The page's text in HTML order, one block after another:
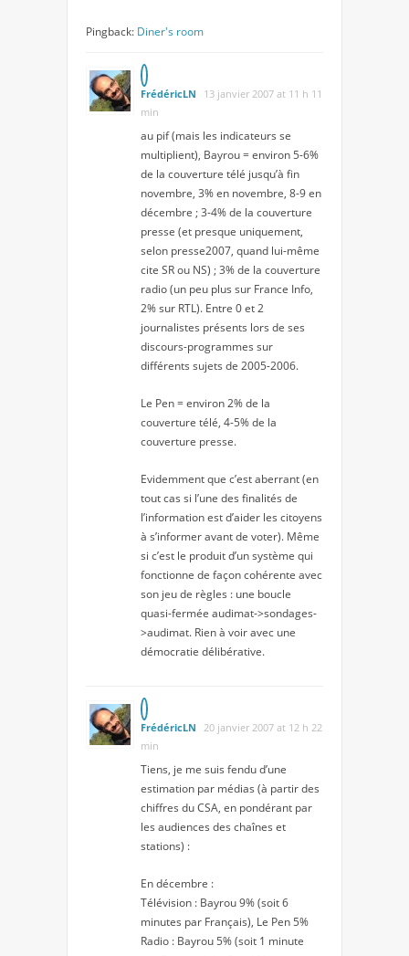
Pingback: Diner's room
FrédéricLN
13 janvier 2007 at 11 h 11
min
au pif (mais les indicateurs se
multiplient), Bayrou = environ 5-6%
de la couverture télé jusqu’à fin
novembre, 3% en novembre, 8-9 en
décembre ; 3-4% de la couverture
presse (et presque uniquement,
selon presse2007, quand lui-même
cite SR ou NS) ; 3% de la couverture
radio (un peu plus sur France Info,
2% sur RTL). Entre 0 et 2
journalistes présents lors de ses
discours-programmes sur
différents sujets de 2005-2006.
Le Pen = environ 2% de la
couverture télé, 4-5% de la
couverture presse.
Evidemment que c’est aberrant (en
tout cas si l’une des finalités de
l’information est d’aider les citoyens
à s’informer avant de voter). Même
si c’est le produit d’un système qui
fonctionne de façon cohérente avec
son jeu de règles : une boucle
quasi-fermée audimat->sondages-
>audimat. Rien à voir avec une
démocratie délibérative.
FrédéricLN
20 janvier 2007 at 12 h 22
min
Tiens, je me suis fendu d’une
estimation par médias (à partir des
chiffres du CSA, en pondérant par
les audiences des chaînes et
stations) :
En décembre :
Télévision : Bayrou 9% (soit 6
minutes par Français), Le Pen 5%
Radio : Bayrou 5% (soit 1 minute